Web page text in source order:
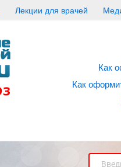
Лекции для врачей
Как
Как